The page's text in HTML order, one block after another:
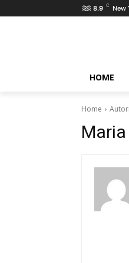
8.9 C New
HOME
Home Autori